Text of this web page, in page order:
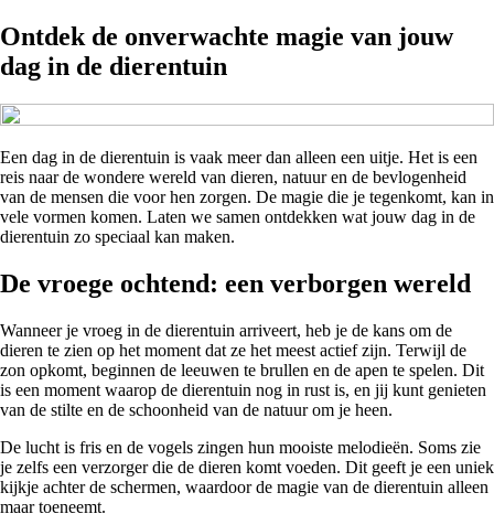
Ontdek de onverwachte magie van jouw
dag in de dierentuin
Een dag in de dierentuin is vaak meer dan alleen een uitje. Het is een
reis naar de wondere wereld van dieren, natuur en de bevlogenheid
van de mensen die voor hen zorgen. De magie die je tegenkomt, kan in
vele vormen komen. Laten we samen ontdekken wat jouw dag in de
dierentuin zo speciaal kan maken.
De vroege ochtend: een verborgen wereld
Wanneer je vroeg in de dierentuin arriveert, heb je de kans om de
dieren te zien op het moment dat ze het meest actief zijn. Terwijl de
zon opkomt, beginnen de leeuwen te brullen en de apen te spelen. Dit
is een moment waarop de dierentuin nog in rust is, en jij kunt genieten
van de stilte en de schoonheid van de natuur om je heen.
De lucht is fris en de vogels zingen hun mooiste melodieën. Soms zie
je zelfs een verzorger die de dieren komt voeden. Dit geeft je een uniek
kijkje achter de schermen, waardoor de magie van de dierentuin alleen
maar toeneemt.